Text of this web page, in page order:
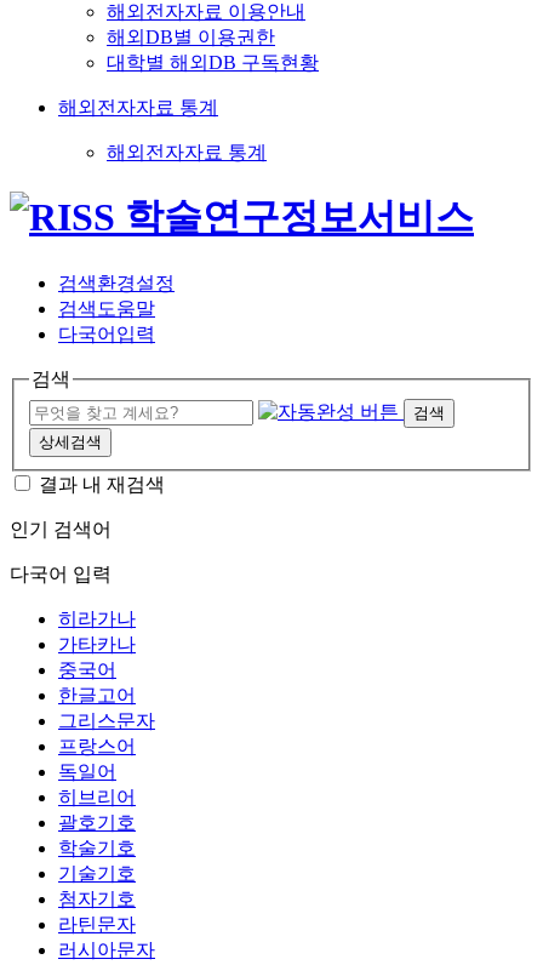
해외전자자료 이용안내
해외DB별 이용권한
대학별 해외DB 구독현황
해외전자자료 통계
해외전자자료 통계
검색환경설정
검색도움말
다국어입력
검색
검색
상세검색
결과 내 재검색
인기 검색어
다국어 입력
히라가나
가타카나
중국어
한글고어
그리스문자
프랑스어
독일어
히브리어
괄호기호
학술기호
기술기호
첨자기호
라틴문자
러시아문자